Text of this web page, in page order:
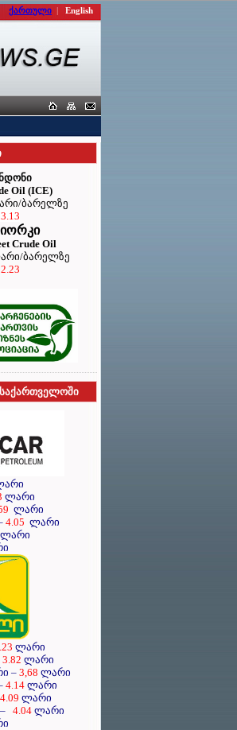
ქართული | English
Oil (ICE)
ბარელზე
იორკი
Crude Oil
ბარელზე
საქართველოში
ლარი
ლარი
4.05 ლარი
ლარი
ლარი
3.82 ლარი
– 3,68 ლარი
4.14 ლარი
4.09 ლარი
4.04 ლარი